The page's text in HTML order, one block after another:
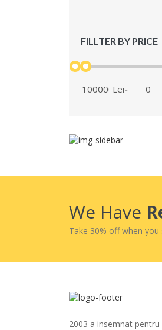
FILLTER BY PRICE
Lei-
We Have
Take 30% off when
2003 a insemnat